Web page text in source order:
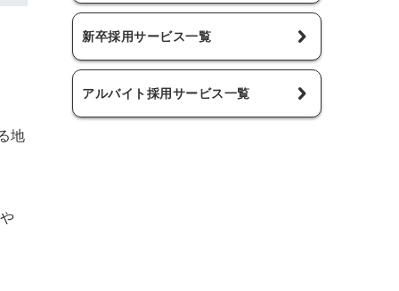
地
新卒採用サービス一覧
アルバイト採用サービス一覧